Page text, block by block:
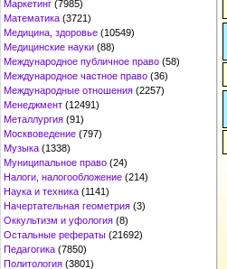
Маркетинг (7985)
Математика (3721)
Медицина, здоровье (10549)
Медицинские науки (88)
Международное публичное право (58)
Международное частное право (36)
Международные отношения (2257)
Менеджмент (12491)
Металлургия (91)
Москвоведение (797)
Музыка (1338)
Муниципальное право (24)
Налоги, налогообложение (214)
Наука и техника (1141)
Начертательная геометрия (3)
Оккультизм и уфология (8)
Остальные рефераты (21692)
Педагогика (7850)
Политология (3801)